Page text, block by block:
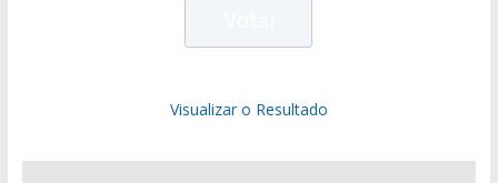
Visualizar o Resultado